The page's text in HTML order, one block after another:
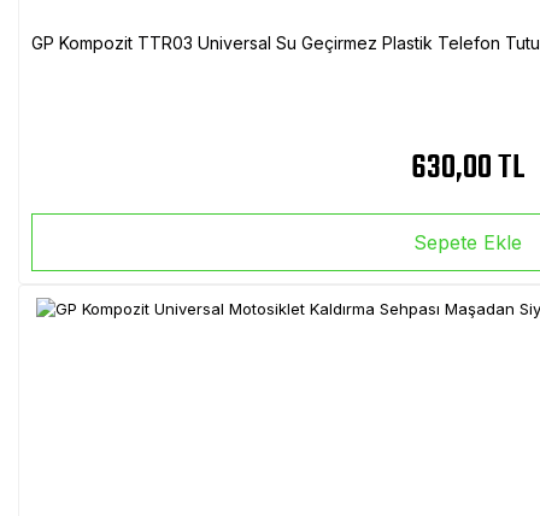
GP Kompozit TTR03 Universal Su Geçirmez Plastik Telefon
630,00 TL
Sepete Ekle